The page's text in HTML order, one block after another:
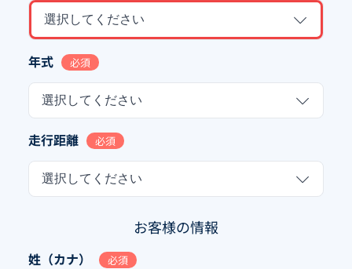
選択してください
年式 必須
選択してください
走行距離 必須
選択してください
お客様の情報
姓（カナ） 必須